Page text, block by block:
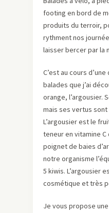
footing en bord de
produits du terroir,
rythment nos
laisser bercer par la
C’est au cours
balades que j’ai
orange, l’argousier.
mais ses vertus sont
L’argousier est le
teneur en vitamine
poignet de baies
notre organisme
5 kiwis. L’argousier
cosmétique et très
Je vous propose